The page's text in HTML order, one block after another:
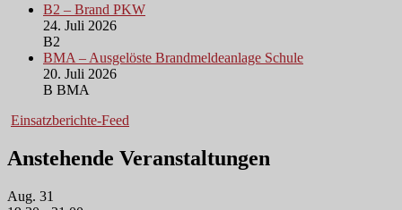
B2 – Brand PKW
24. Juli 2026
B2
BMA – Ausgelöste Brandmeldeanlage Schule
20. Juli 2026
B BMA
Einsatzberichte-Feed
Anstehende Veranstaltungen
Aug. 31